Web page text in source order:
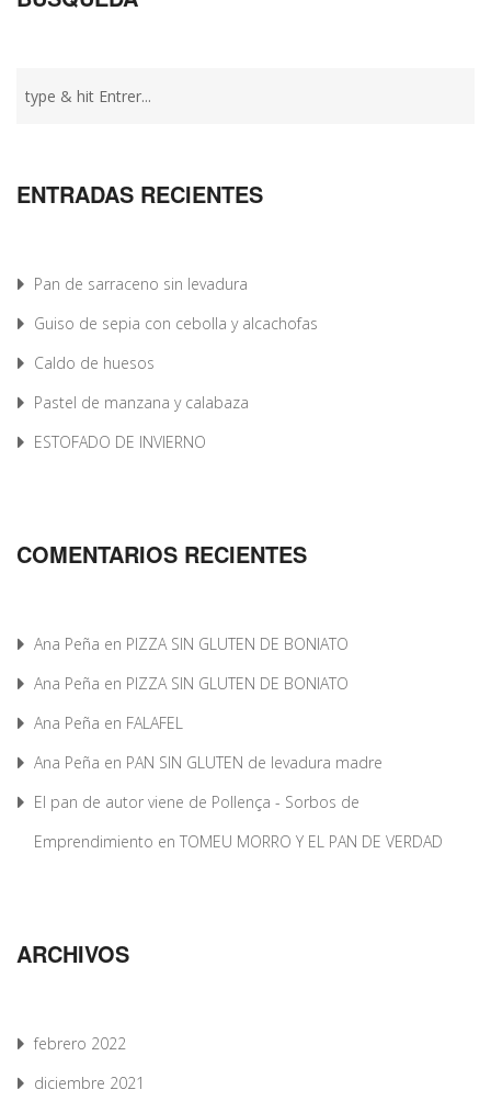
ENTRADAS RECIENTES
Pan de sarraceno sin levadura
Guiso de sepia con cebolla y alcachofas
Caldo de huesos
Pastel de manzana y calabaza
ESTOFADO DE INVIERNO
COMENTARIOS RECIENTES
Ana Peña en PIZZA SIN GLUTEN DE BONIATO
Ana Peña en PIZZA SIN GLUTEN DE BONIATO
Ana Peña en FALAFEL
Ana Peña en PAN SIN GLUTEN de levadura madre
El pan de autor viene de Pollença - Sorbos de
Emprendimiento en TOMEU MORRO Y EL PAN DE VERDAD
ARCHIVOS
febrero 2022
diciembre 2021